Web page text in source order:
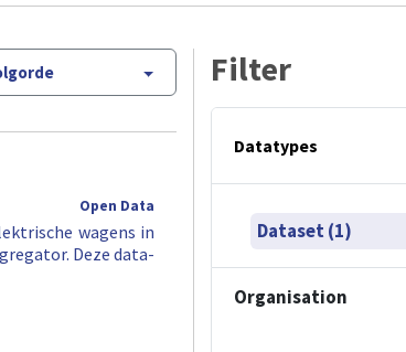
Open Data
wagens in
Deze data-
Filter
Datatypes
Dataset (1)
Organisation